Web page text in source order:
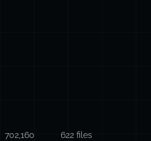
702,160
622 files